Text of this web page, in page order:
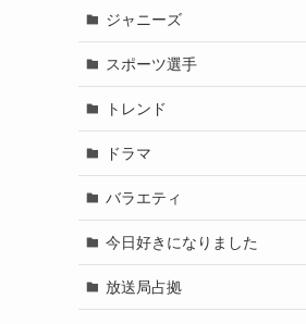
ジャニーズ
スポーツ選手
トレンド
ドラマ
バラエティ
今日好きになりました
放送局占拠